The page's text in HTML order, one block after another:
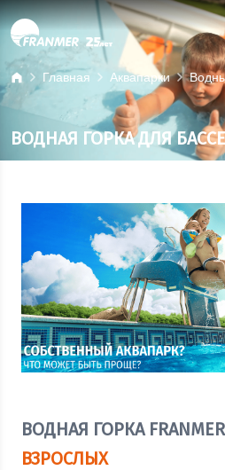
Главная Аквапарки
ВОДНАЯ ГОРКА ДЛЯ
ВОДНАЯ ГОРКА FRANMER
ВЗРОСЛЫХ